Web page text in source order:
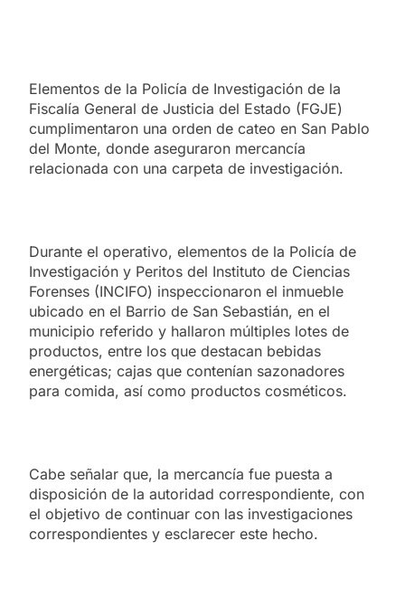
Elementos de la Policía de Investigación de la
Fiscalía General de Justicia del Estado (FGJE)
cumplimentaron una orden de cateo en San Pablo
del Monte, donde aseguraron mercancía
relacionada con una carpeta de investigación.
Durante el operativo, elementos de la Policía de
Investigación y Peritos del Instituto de Ciencias
Forenses (INCIFO) inspeccionaron el inmueble
ubicado en el Barrio de San Sebastián, en el
municipio referido y hallaron múltiples lotes de
productos, entre los que destacan bebidas
energéticas; cajas que contenían sazonadores
para comida, así como productos cosméticos.
Cabe señalar que, la mercancía fue puesta a
disposición de la autoridad correspondiente, con
el objetivo de continuar con las investigaciones
correspondientes y esclarecer este hecho.